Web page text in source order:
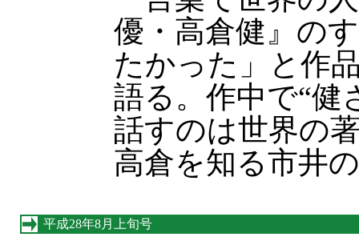
優・高倉健』の
たかった」と作
語る。作中で“健
話すのは世界の
高倉を知る市井
平成28年8月上旬号